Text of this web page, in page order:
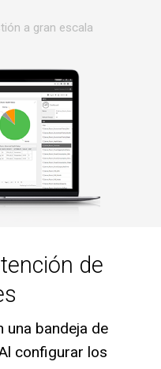
a gran escala
de
una bandeja de
configurar los